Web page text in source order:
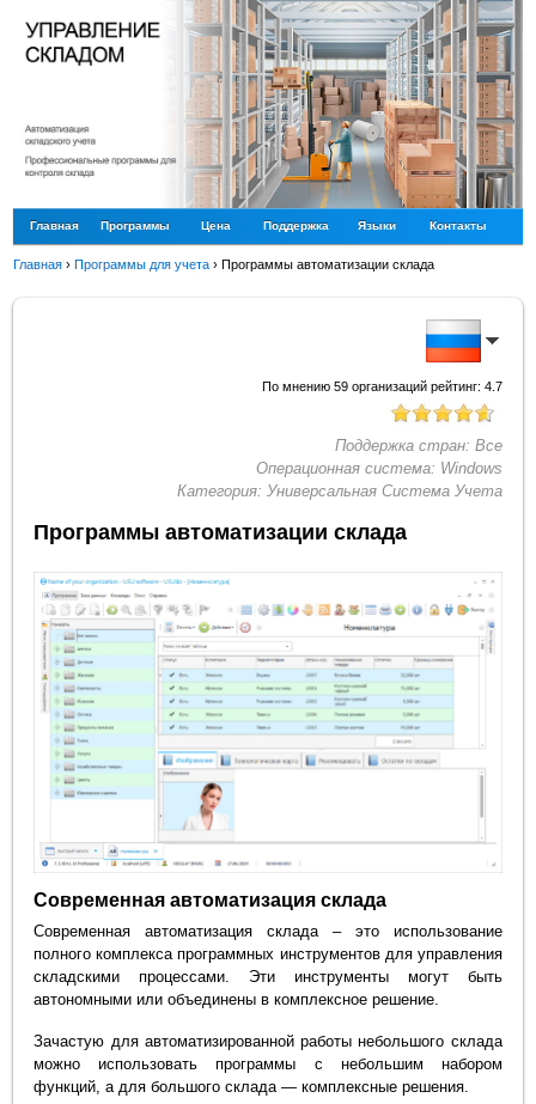
Главная Программы Цена Поддержка Языки Контакты
Главная ›Программы для учета ›Программы автоматизации склада
По мнению 59организаций рейтинг: 4.7
Поддержка стран: Все
Операционная система: Windows
Категория: Универсальная Система Учета
Программы автоматизации склада
Современная автоматизация склада
Современная автоматизация склада – это использование
полного комплекса программных инструментов для управления
складскими процессами. Эти инструменты могут быть
автономными или объединены в комплексное решение.
Зачастую для автоматизированной работы небольшого склада
можно использовать программы с небольшим набором
функций, а для большого склада — комплексные решения.